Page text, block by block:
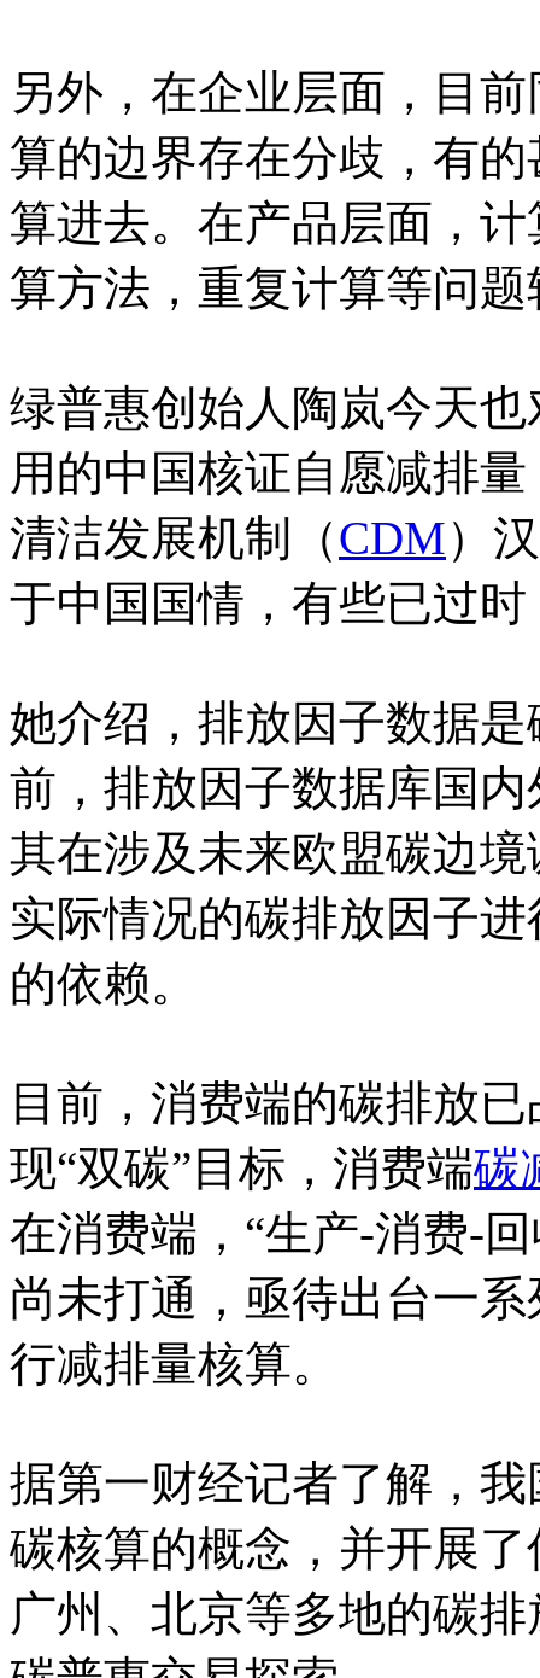
另外，在企业层面，目
算的边界存在分歧，有
算进去。在产品层面，
算方法，重复计算等问题
绿普惠创始人陶岚今天
用的中国核证自愿减排量
清洁发展机制（CDM）
于中国国情，有些已过
她介绍，排放因子数据
前，排放因子数据库国
其在涉及未来欧盟碳边
实际情况的碳排放因子
的依赖。
目前，消费端的碳排放
现“双碳”目标，消费端碳
在消费端，“生产-消费-
尚未打通，亟待出台一
行减排量核算。
据第一财经记者了解，
碳核算的概念，并开展
广州、北京等多地的碳